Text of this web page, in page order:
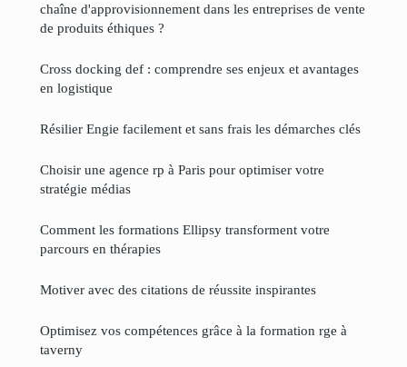
chaîne d'approvisionnement dans les entreprises de vente
de produits éthiques ?
Cross docking def : comprendre ses enjeux et avantages
en logistique
Résilier Engie facilement et sans frais les démarches clés
Choisir une agence rp à Paris pour optimiser votre
stratégie médias
Comment les formations Ellipsy transforment votre
parcours en thérapies
Motiver avec des citations de réussite inspirantes
Optimisez vos compétences grâce à la formation rge à
taverny